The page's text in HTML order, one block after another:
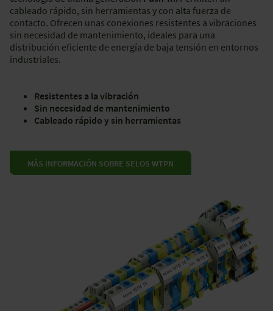
cableado rápido, sin herramientas y con alta fuerza de
contacto. Ofrecen unas conexiones resistentes a vibraciones
sin necesidad de mantenimiento, ideales para una
distribución eficiente de energía de baja tensión en entornos
industriales.
Resistentes a la vibración
Sin necesidad de mantenimiento
Cableado rápido y sin herramientas
MÁS INFORMACIÓN SOBRE SELOS WTPN